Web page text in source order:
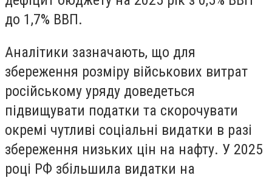
до 1,7% ВВП.
Аналітики зазначають, що для
збереження розміру військових витрат
російському уряду доведеться
підвищувати податки та скорочувати
окремі чутливі соціальні видатки в разі
збереження низьких цін на нафту. У 2025
році РФ збільшила видатки на